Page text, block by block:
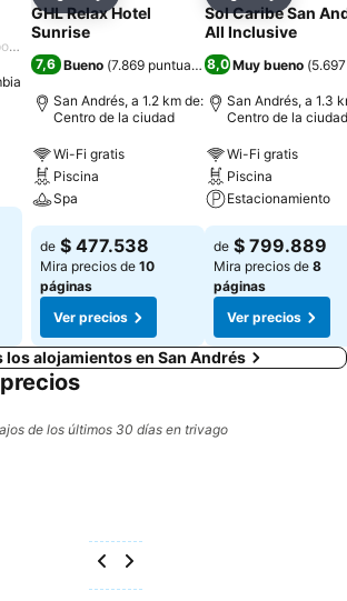
GHL Relax Hotel
Sunrise
7,6 Bueno (7.869 puntuaciones)
San Andrés, a 1.2 km de:
Centro de la ciudad
Wi-Fi gratis
Piscina
Spa
de $ 477.538
Mira precios de 10
páginas
Ver precios
Sol Caribe San
All Inclusive
8,0 Muy bueno (
San Andrés, a 1.3
Centro de la ciudad
Wi-Fi gratis
Piscina
Estacionamiento
de $ 799.889
Mira precios de 8
páginas
Ver precios
los alojamientos en San Andrés
de los últimos 30 días en trivago